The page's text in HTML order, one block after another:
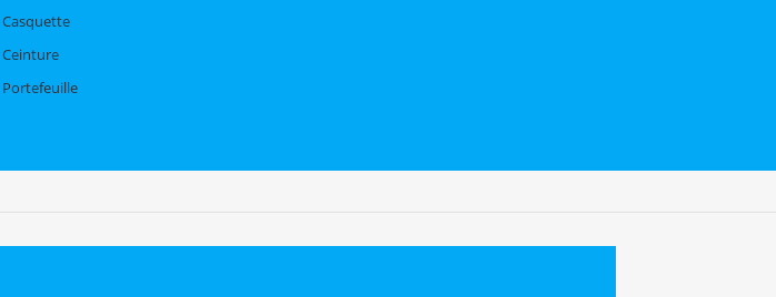
Casquette
Ceinture
Portefeuille